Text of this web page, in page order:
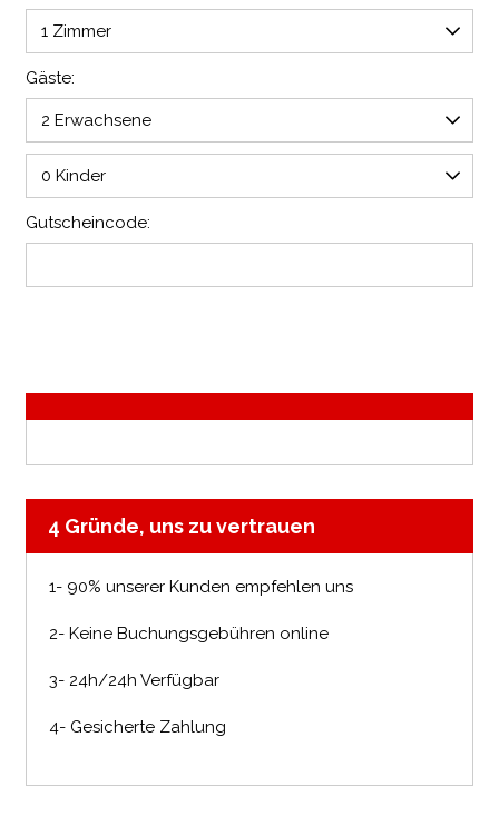
Gäste:
Gutscheincode:
4 Gründe, uns zu vertrauen
1- 90% unserer Kunden empfehlen uns
2- Keine Buchungsgebühren online
3- 24h/24h Verfügbar
4- Gesicherte Zahlung